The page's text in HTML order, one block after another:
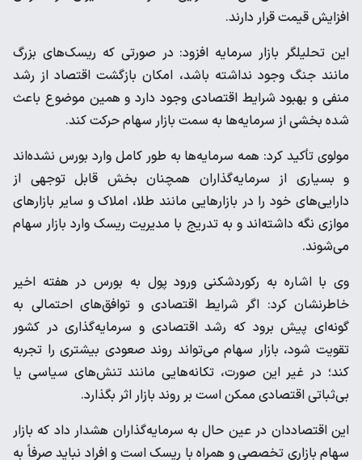
افزایش قیمت قرار دارند.
این تحلیلگر بازار سرمایه افزود: در صورتی که ریسک‌های بزرگ
مانند جنگ وجود نداشته باشد، امکان بازگشت اقتصاد از رشد
منفی و بهبود شرایط اقتصادی وجود دارد و همین موضوع باعث
شده بخشی از سرمایه‌ها به سمت بازار سهام حرکت کند.
مولوی تأکید کرد: همه سرمایه‌ها به طور کامل وارد بورس نشده‌اند
و بسیاری از سرمایه‌گذاران همچنان بخش قابل توجهی از
دارایی‌های خود را در بازارهایی مانند طلا، املاک و سایر بازارهای
موازی نگه داشته‌اند و به تدریج با مدیریت ریسک وارد بازار سهام
می‌شوند.
وی با اشاره به رکوردشکنی ورود پول به بورس در هفته اخیر
خاطرنشان کرد: اگر شرایط اقتصادی و توافق‌های احتمالی به
گونه‌ای پیش برود که رشد اقتصادی و سرمایه‌گذاری در کشور
تقویت شود، بازار سهام می‌تواند روند صعودی بیشتری را تجربه
کند؛ در غیر این صورت، تکانه‌هایی مانند تنش‌های سیاسی یا
بی‌ثباتی اقتصادی ممکن است بر روند بازار اثر بگذارد.
این اقتصاددان در عین حال به سرمایه‌گذاران هشدار داد که بازار
سهام بازاری تخصصی و همراه با ریسک است و افراد نباید صرفاً به